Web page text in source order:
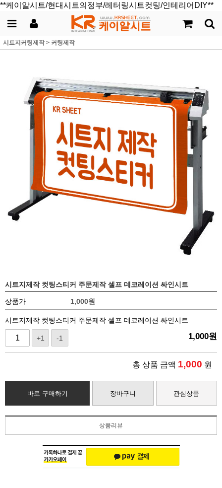
**케이알시트/현대시트의정부/레터링시트컷팅/인테리어DIY**
시트지커팅제작> 커팅제작
시트지제작 컷팅스티커 주문제작 셀프 데코레이션 싸인시트
상품가 1,000원
시트지제작 컷팅스티커 주문제작 셀프 데코레이션 싸인시트
+1 -1 1,000원
총 상품 금액 1,000 원
바로 구매하기 장바구니 관심상품
상품리뷰